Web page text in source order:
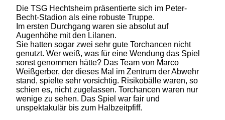
Die TSG Hechtsheim präsentierte sich im Peter-
Becht-Stadion als eine robuste Truppe.
Im ersten Durchgang waren sie absolut auf
Augenhöhe mit den Lilanen.
Sie hatten sogar zwei sehr gute Torchancen nicht
genutzt. Wer weiß, was für eine Wendung das Spiel
sonst genommen hätte? Das Team von Marco
Weißgerber, der dieses Mal im Zentrum der Abwehr
stand, spielte sehr vorsichtig. Risikobälle waren, so
schien es, nicht zugelassen. Torchancen waren nur
wenige zu sehen. Das Spiel war fair und
unspektakulär bis zum Halbzeitpfiff.